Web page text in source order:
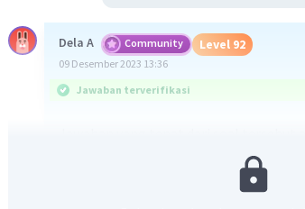
Dela A Community Level 92
09 Desember 2023 13:36
Jawaban terverifikasi